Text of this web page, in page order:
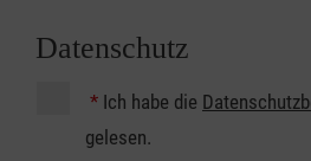
Datenschutz
* Ich habe die
gelesen.